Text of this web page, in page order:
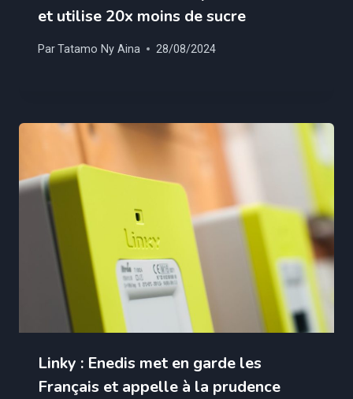
et utilise 20x moins de sucre
ParTatamo Ny Aina 28/08/2024
Linky : Enedis met en garde les
Français et appelle à la prudence